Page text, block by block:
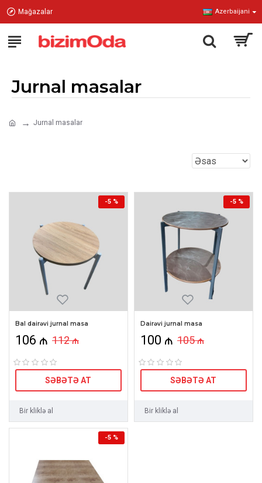
Mağazalar Azerbaijani
Jurnal masalar
Jurnal masalar
-5 %
Bal dairəvi jurnal masa
106 ₼ 112 ₼
SƏBƏTƏ AT
Bir kliklə al
-5 %
Dairəvi jurnal masa
100 ₼ 105 ₼
SƏBƏTƏ AT
Bir kliklə al
-5 %